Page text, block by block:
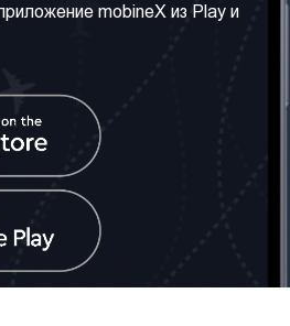
Правила и Условия
Часто задаваемые
вопросы
Социальные сети
mobineX из Play и